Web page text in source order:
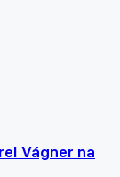
Vágner na